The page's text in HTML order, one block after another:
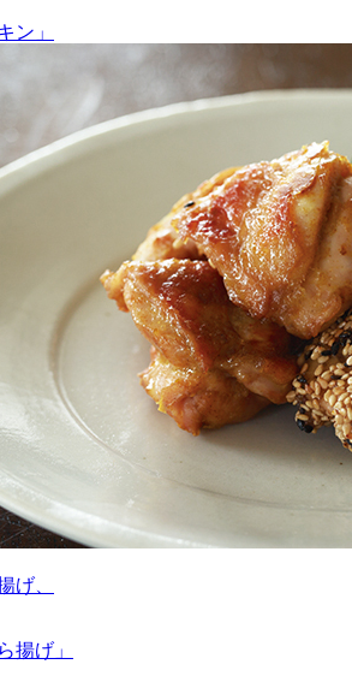
ン」
げ、
揚げ」